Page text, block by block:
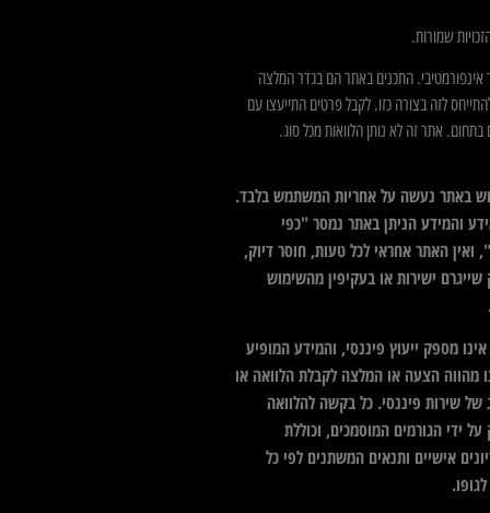
שמורות.
אינפורמטיבי. התכנים באתר הם בגדר המלצה
לזה בצורה כזו. לקבל פרטים התייעצו עם
בתחום. אתר זה לא נותן הלוואות מכל סוג.
באתר נעשה על אחריות המשתמש בלבד.
והמידע הניתן באתר נמסר "כפי
ואין האתר אחראי לכל טעות, חוסר דיוק,
שייגרם ישירות או בעקיפין מהשימוש
מספק ייעוץ פיננסי, והמידע המופיע
מהווה הצעה או המלצה לקבלת הלוואה או
של שירות פיננסי. כל בקשה להלוואה
על ידי הגורמים המוסמכים, וכוללת
אישיים ותנאים המשתנים לפי כל